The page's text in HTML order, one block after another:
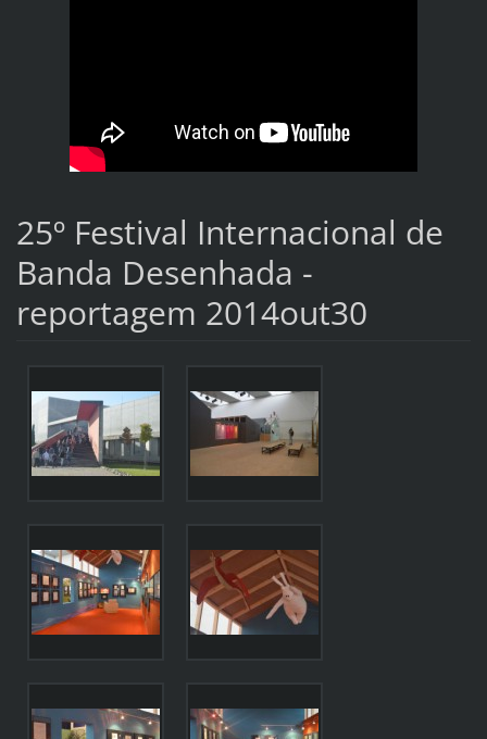
25º Festival Internacional de
Banda Desenhada -
reportagem 2014out30